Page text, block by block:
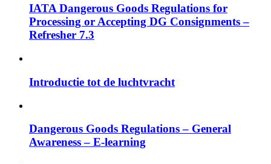
IATA Dangerous Goods Regulations for
Processing or Accepting DG Consignments –
Refresher 7.3
Introductie tot de luchtvracht
Dangerous Goods Regulations – General
Awareness – E-learning